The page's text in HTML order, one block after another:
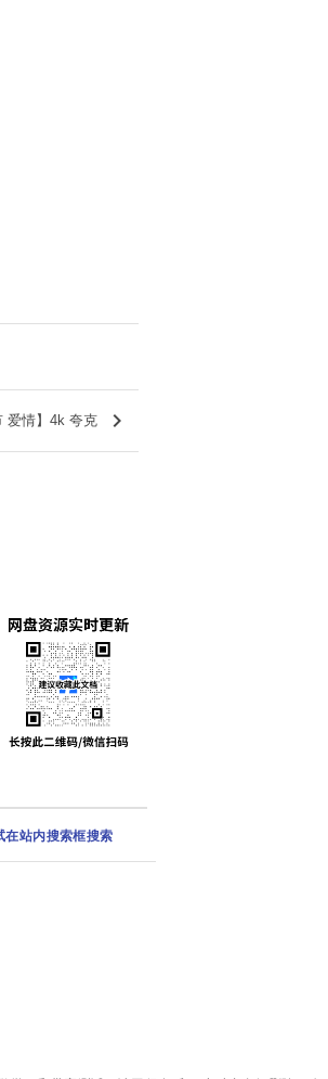
爱情】4k 夸克 keyboard_arrow_right
在站内搜索框搜索